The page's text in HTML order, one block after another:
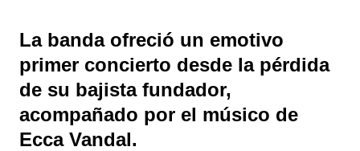
La banda ofreció un emotivo
primer concierto desde la pérdida
de su bajista fundador,
acompañado por el músico de
Ecca Vandal.